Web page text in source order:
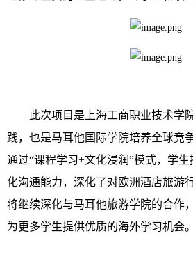
此次项目是上海工商职业技术学
践，也是马耳他国际学院培养全球竞
通过“课程学习+文化浸润”模式，学
化沟通能力，深化了对欧洲酒店旅游
将继续深化与马耳他旅游学院的合作
为更多学生提供优质的海外学习机会。